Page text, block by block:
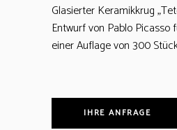
Glasierter Keramikkrug
Entwurf von Pablo Picasso
einer Auflage von 300
IHRE ANFRAGE